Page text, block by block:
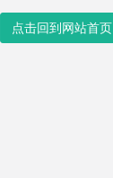
点击回到网站首页